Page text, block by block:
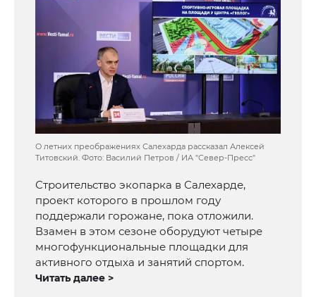
О летних преображениях Салехарда рассказал Алексей
Титовский. Фото: Василий Петров / ИА "Север-Пресс"
Строительство экопарка в Салехарде,
проект которого в прошлом году
поддержали горожане, пока отложили.
Взамен в этом сезоне оборудуют четыре
многофункциональные площадки для
активного отдыха и занятий спортом.
Читать далее >